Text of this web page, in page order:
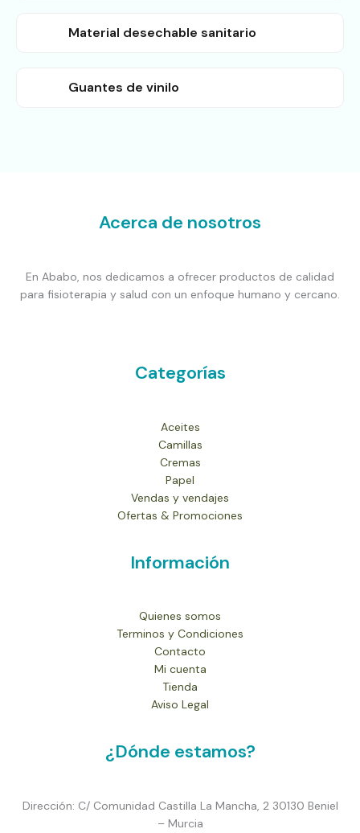
Material desechable sanitario
Guantes de vinilo
Acerca de nosotros
En Ababo, nos dedicamos a ofrecer productos de calidad
para fisioterapia y salud con un enfoque humano y cercano.
Categorías
Aceites
Camillas
Cremas
Papel
Vendas y vendajes
Ofertas & Promociones
Información
Quienes somos
Terminos y Condiciones
Contacto
Mi cuenta
Tienda
Aviso Legal
¿Dónde estamos?
Dirección: C/ Comunidad Castilla La Mancha, 2 30130 Beniel
– Murcia